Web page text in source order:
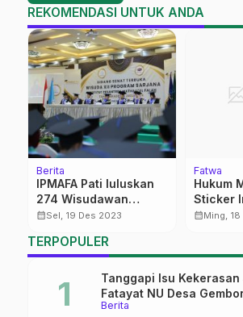
REKOMENDASI UNTUK ANDA
Berita
IPMAFA Pati luluskan
274 Wisudawan
Sarjana Santri
calendar_monthSel, 19 Des 2023
Fatwa
Hukum
Sticker
Copas
calendar_monthMing,
TERPOPULER
Berita
Tanggapi Isu Kekerasan
Fatayat NU Desa
Aktifis HAM